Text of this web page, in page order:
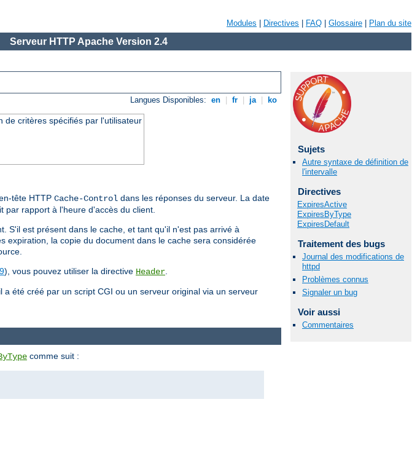
Modules Directives FAQ Glossaire Plan du site
Serveur HTTP Apache Version 2.4
Langues Disponibles: en fr ja ko
de critères spécifiés par l'utilisateur
tête HTTP Cache-Control dans les réponses du serveur. La date
par rapport à l'heure d'accès du client.
S'il est présent dans le cache, et tant qu'il n'est pas arrivé à
expiration, la copie du document dans le cache sera considérée
), vous pouvez utiliser la directive Header.
été créé par un script CGI ou un serveur original via un serveur
Sujets
Autre syntaxe de définition de
l'intervalle
Directives
ExpiresActive
ExpiresByType
ExpiresDefault
Traitement des bugs
Journal des modifications de
httpd
Problèmes connus
Signaler un bug
Voir aussi
Commentaires
comme suit :